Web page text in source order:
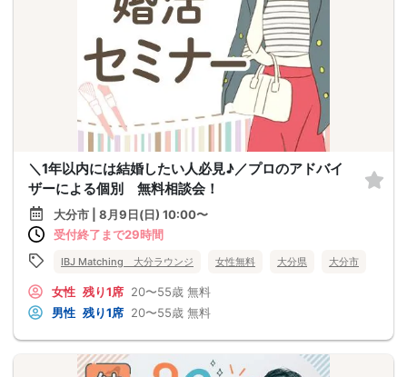
＼1年以内には結婚したい人必見♪／プロのアドバイ
ザーによる個別 無料相談会！
大分市 | 8月9日(日) 10:00〜
受付終了まで29時間
IBJ Matching 大分ラウンジ 女性無料 大分県 大分市
女性 残り1席 20〜55歳 無料
男性 残り1席 20〜55歳 無料